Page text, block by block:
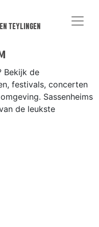
teylingen
Bekijk de
festivals, concerten
Sassenheims
de leukste